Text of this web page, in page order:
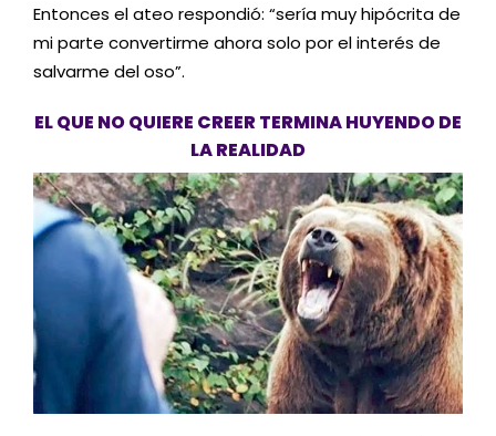
Entonces el ateo respondió: “sería muy hipócrita de
mi parte convertirme ahora solo por el interés de
salvarme del oso”.
EL QUE NO QUIERE CREER TERMINA HUYENDO DE
LA REALIDAD